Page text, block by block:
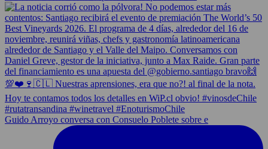
Guido Arroyo conversa con Consuelo Poblete sobre e